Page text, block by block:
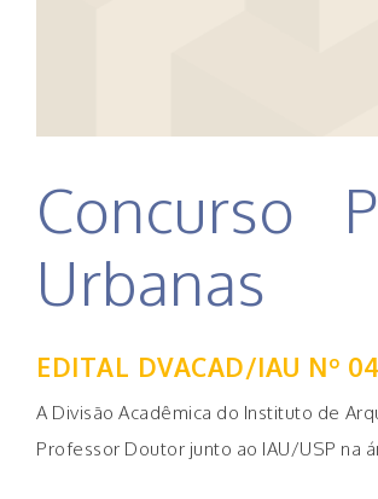
Concurso
Urbanas
EDITAL DVACAD/IAU Nº
A Divisão Acadêmica do Instituto de
Professor Doutor junto ao IAU/USP na